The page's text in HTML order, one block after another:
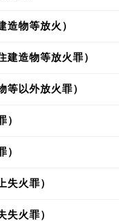
造物等放火）
建造物等放火罪）
等以外放火罪）
）
）
失火罪）
失火罪）